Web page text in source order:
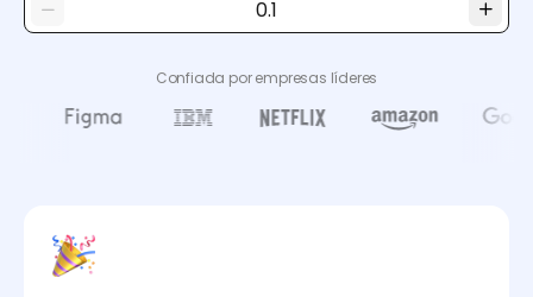
Confiada por empresas líderes